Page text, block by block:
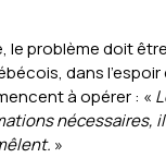
le problème doit
dans l’espoir
à opérer : «
nécessaires,
»